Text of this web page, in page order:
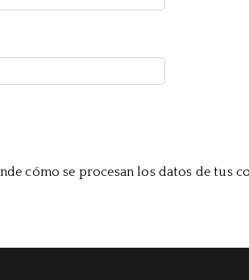
cómo se procesan los datos de tus